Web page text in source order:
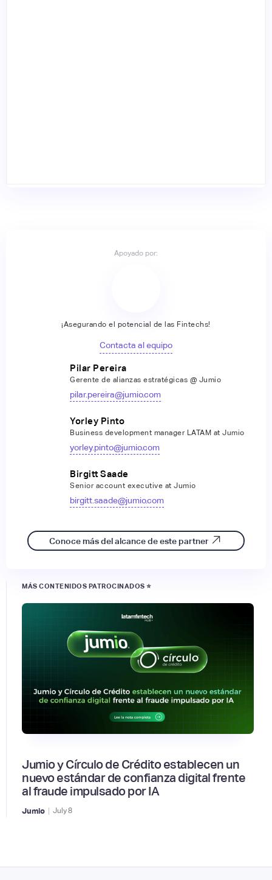
Apoyado por:
¡Asegurando el potencial de las Fintechs!
Contacta al equipo
Pilar Pereira
Gerente de alianzas estratégicas @ Jumio
pilar.pereira@jumio.com
Yorley Pinto
Business development manager LATAM at Jumio
yorley.pinto@jumio.com
Birgitt Saade
Senior account executive at Jumio
birgitt.saade@jumio.com
Conoce más del alcance de este partner
MÁS CONTENIDOS PATROCINADOS ⭐
Jumio y Círculo de Crédito establecen un
nuevo estándar de confianza digital frente
al fraude impulsado por IA
Jumio | July8